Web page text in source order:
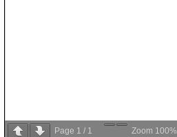
Page 1 / 1 Zoom 100%